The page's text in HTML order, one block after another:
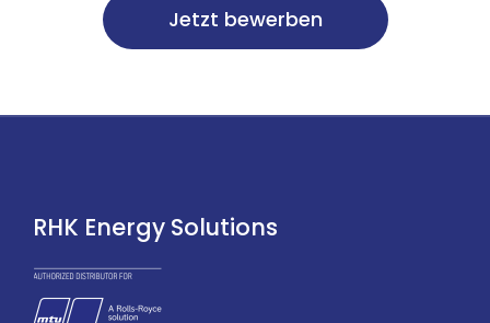
Jetzt bewerben
RHK Energy Solutions